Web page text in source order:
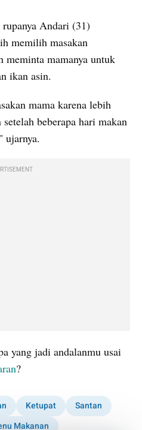
Andari (31)
memilih masakan
meminta mamanya untuk
ikan asin.
mama karena lebih
beberapa hari makan
ujarnya.
yang jadi andalanmu usai
?
Ketupat
Santan
Makanan